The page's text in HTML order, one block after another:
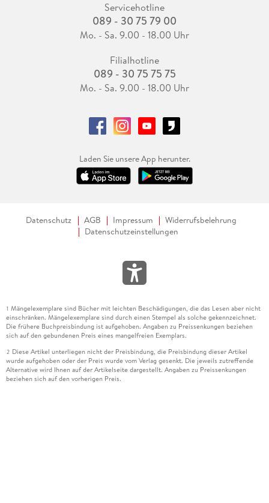
Servicehotline
089 - 30 75 79 00
Mo. - Sa. 9.00 - 18.00 Uhr
Filialhotline
089 - 30 75 75 75
Mo. - Sa. 9.00 - 18.00 Uhr
Laden Sie unsere App herunter.
Datenschutz AGB Impressum
Widerrufsbelehrung
Datenschutzeinstellungen
1 Mängelexemplare sind Bücher mit leichten Beschädigungen, die das Lesen aber nicht
einschränken. Mängelexemplare sind durch einen Stempel als solche gekennzeichnet.
Die frühere Buchpreisbindung ist aufgehoben. Angaben zu Preissenkungen beziehen
sich auf den gebundenen Preis eines mangelfreien Exemplars.
2 Diese Artikel unterliegen nicht der Preisbindung, die Preisbindung dieser Artikel
wurde aufgehoben oder der Preis wurde vom Verlag gesenkt. Die jeweils zutreffende
Alternative wird Ihnen auf der Artikelseite dargestellt. Angaben zu Preissenkungen
beziehen sich auf den vorherigen Preis.